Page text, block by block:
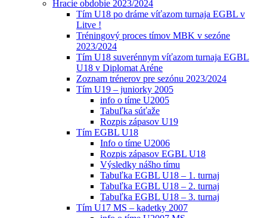
Hracie obdobie 2023/2024
Tím U18 po dráme víťazom turnaja EGBL v
Litve !
Tréningový proces tímov MBK v sezóne
2023/2024
Tím U18 suverénnym víťazom turnaja EGBL
U18 v Diplomat Aréne
Zoznam trénerov pre sezónu 2023/2024
Tím U19 – juniorky 2005
info o tíme U2005
Tabuľka súťaže
Rozpis zápasov U19
Tím EGBL U18
Info o tíme U2006
Rozpis zápasov EGBL U18
Výsledky nášho tímu
Tabuľka EGBL U18 – 1. turnaj
Tabuľka EGBL U18 – 2. turnaj
Tabuľka EGBL U18 – 3. turnaj
Tím U17 MS – kadetky 2007